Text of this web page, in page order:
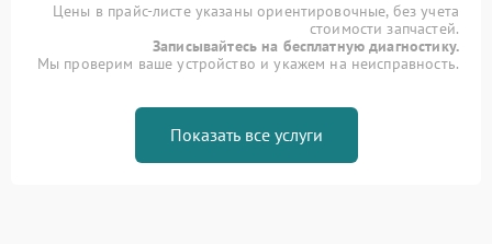
Цены в прайс-листе указаны ориентировочные, без учета
стоимости запчастей.
Записывайтесь на бесплатную диагностику.
Мы проверим ваше устройство и укажем на неисправность.
Показать все услуги